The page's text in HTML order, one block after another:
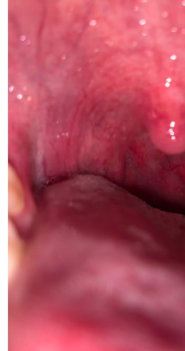
SEXUALIDAD
GLOSARIO